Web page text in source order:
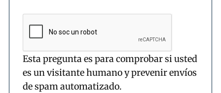
Esta pregunta es para comprobar si usted
es un visitante humano y prevenir envíos
de spam automatizado.